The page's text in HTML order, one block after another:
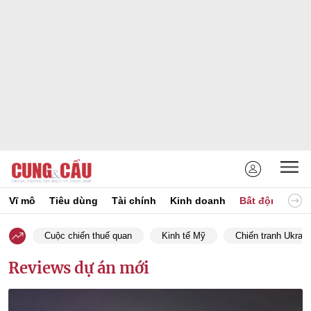
Vĩ mô Tiêu dùng Tài chính Kinh doanh Bất động sản
Cuộc chiến thuế quan Kinh tế Mỹ Chiến tranh
Reviews dự án mới